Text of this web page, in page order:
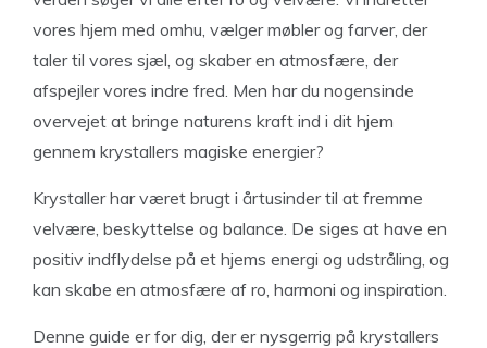
vores hjem med omhu, vælger møbler og farver, der
taler til vores sjæl, og skaber en atmosfære, der
afspejler vores indre fred. Men har du nogensinde
overvejet at bringe naturens kraft ind i dit hjem
gennem krystallers magiske energier?
Krystaller har været brugt i årtusinder til at fremme
velvære, beskyttelse og balance. De siges at have en
positiv indflydelse på et hjems energi og udstråling, og
kan skabe en atmosfære af ro, harmoni og inspiration.
Denne guide er for dig, der er nysgerrig på krystallers